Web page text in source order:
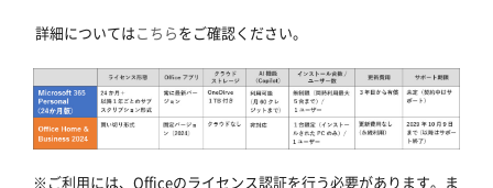
詳細についてはこちらをご確認ください。
※ご利用には、Officeのライセンス認証を行う必要があります。ま